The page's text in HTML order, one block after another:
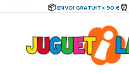
ENVOI GRATUIT > 90 €